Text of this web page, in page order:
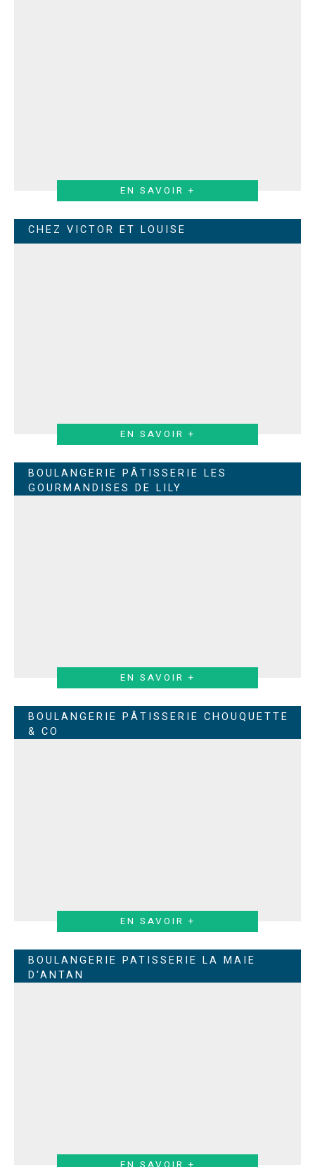
EN SAVOIR +
CHEZ VICTOR ET LOUISE
EN SAVOIR +
BOULANGERIE PÂTISSERIE LES
GOURMANDISES DE LILY
EN SAVOIR +
BOULANGERIE PÂTISSERIE CHOUQUETTE
& CO
EN SAVOIR +
BOULANGERIE PATISSERIE LA MAIE
D'ANTAN